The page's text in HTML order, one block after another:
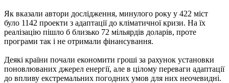
Як вказали автори дослідження, минулого року у 422 міст
було 1142 проекти з адаптації до кліматичної кризи. На їх
реалізацію пішло б близько 72 мільярдів доларів, проте
програми так і не отримали фінансування.
Деякі країни почали економити гроші за рахунок установки
поновлюваних джерел енергії, але в цілому переваги адаптації
до впливу екстремальних погодних умов для них неочевидні.